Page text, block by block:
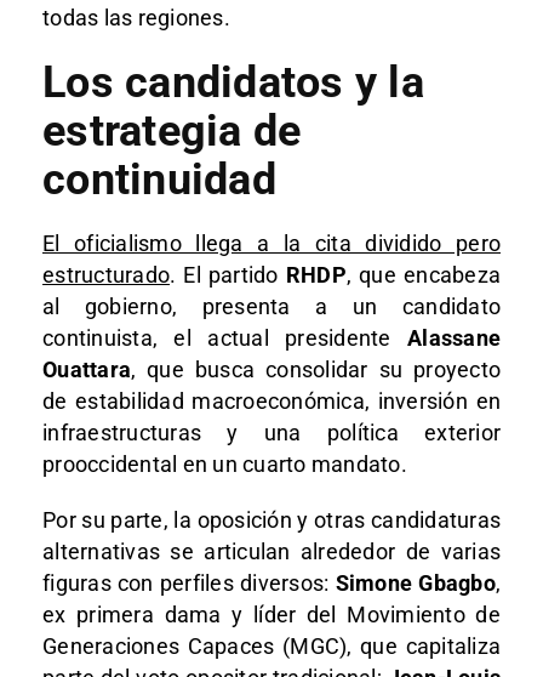
todas las regiones.
Los candidatos y la
estrategia de
continuidad
El oficialismo llega a la cita dividido pero
estructurado. El partido RHDP, que encabeza
al gobierno, presenta a un candidato
continuista, el actual presidente Alassane
Ouattara, que busca consolidar su proyecto
de estabilidad macroeconómica, inversión en
infraestructuras y una política exterior
prooccidental en un cuarto mandato.
Por su parte, la oposición y otras candidaturas
alternativas se articulan alrededor de varias
figuras con perfiles diversos: Simone Gbagbo,
ex primera dama y líder del Movimiento de
Generaciones Capaces (MGC), que capitaliza